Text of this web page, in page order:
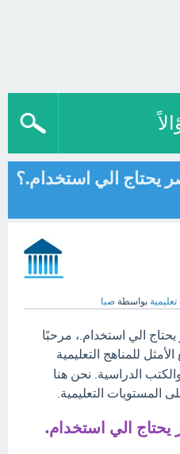
يحتاج الي استخدام.؟
تعليمية بواسطة صبا
الي استخدام.، مرحبًا
للمناهج التعليمية
الدراسية. نحن هنا
التعليمية.
يحتاج الي استخدام.